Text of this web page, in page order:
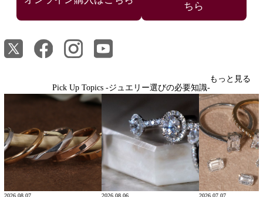
ちら
Pick Up Topics -ジュエリー選びの必要知識-
もっと見る
2026.08.07
2026.08.06
2026.07.07